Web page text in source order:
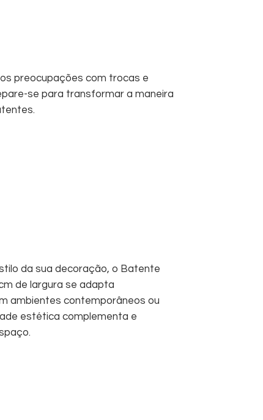
preocupações com trocas e
se para transformar a maneira
da sua decoração, o Batente
de largura se adapta
ambientes contemporâneos ou
estética complementa e